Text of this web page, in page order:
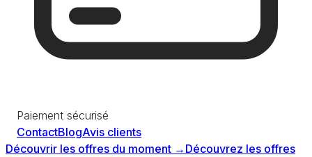
Paiement sécurisé
ContactBlogAvis clients
Découvrir les offres du moment → Découvrez les offres